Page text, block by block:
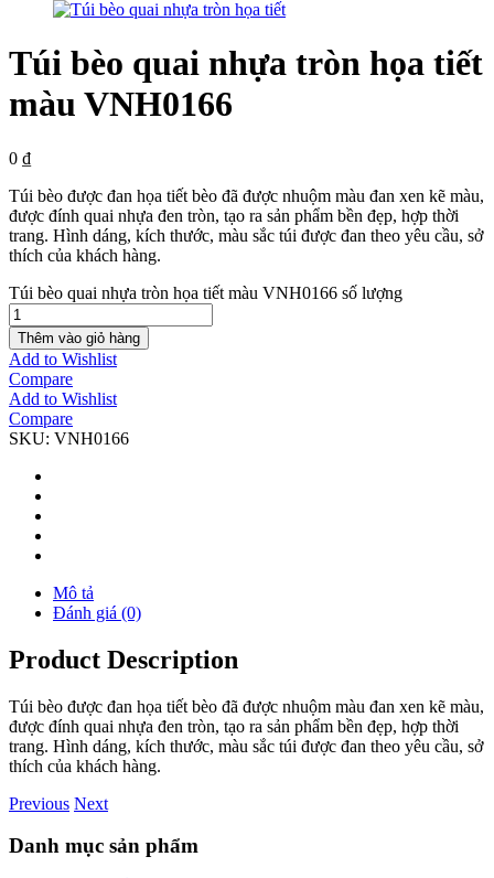
Túi bèo quai nhựa tròn họa tiết
màu VNH0166
0 ₫
Túi bèo được đan họa tiết bèo đã được nhuộm màu đan xen kẽ màu,
được đính quai nhựa đen tròn, tạo ra sản phẩm bền đẹp, hợp thời
trang. Hình dáng, kích thước, màu sắc túi được đan theo yêu cầu, sở
thích của khách hàng.
Túi bèo quai nhựa tròn họa tiết màu VNH0166 số lượng
Thêm vào giỏ hàng
Add to Wishlist
Compare
Add to Wishlist
Compare
SKU: VNH0166
Mô tả
Đánh giá (0)
Product Description
Túi bèo được đan họa tiết bèo đã được nhuộm màu đan xen kẽ màu,
được đính quai nhựa đen tròn, tạo ra sản phẩm bền đẹp, hợp thời
trang. Hình dáng, kích thước, màu sắc túi được đan theo yêu cầu, sở
thích của khách hàng.
Previous Next
Danh mục sản phẩm